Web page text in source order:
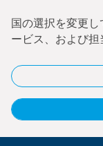
国の選択を変更
ービス、および担